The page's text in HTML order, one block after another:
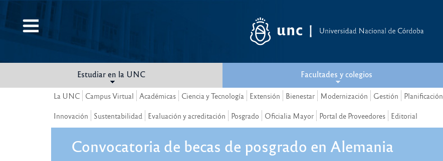
Pasar
contenido
Estudiar en la UNC Facultades y colegios
La UNC Campus Virtual Académicas Ciencia y Tecnología Extensión Bienestar Modernización Gestión Planificación
Innovación Sustentabilidad Evaluación y acreditación Posgrado Oficialia Mayor Portal de Proveedores Editorial
Convocatoria de becas de posgrado en Alemania